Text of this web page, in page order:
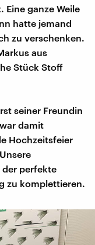
ganze Weile
hatte jemand
zu verschenken.
aus
Stück Stoff
seiner Freundin
damit
Hochzeitsfeier
perfekte
zu komplettieren.